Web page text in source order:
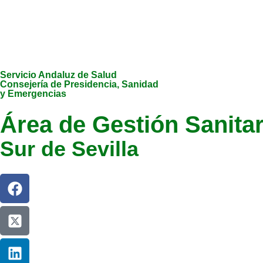
Servicio Andaluz de Salud
Consejería de Presidencia, Sanidad
y Emergencias
Área de Gestión
Sur de Sevilla